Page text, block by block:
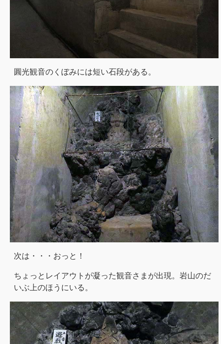
圓光観音のくぼみには短い石段がある。
次は・・・おっと！
ちょっとレイアウトが凝った観音さまが出現。岩山のだ
いぶ上のほうにいる。